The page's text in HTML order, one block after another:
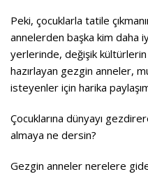
Peki, çocuklarla tatile
annelerden başka kim daha
yerlerinde, değişik kültürlerin
hazırlayan gezgin anneler,
isteyenler için harika
Çocuklarına dünyayı
almaya ne dersin?
Gezgin anneler nerelere